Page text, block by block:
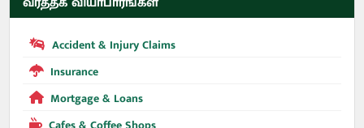
Accident & Injury Claims
Insurance
Mortgage & Loans